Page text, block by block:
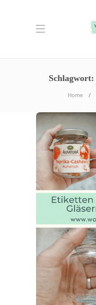
Schlagwort:
Home